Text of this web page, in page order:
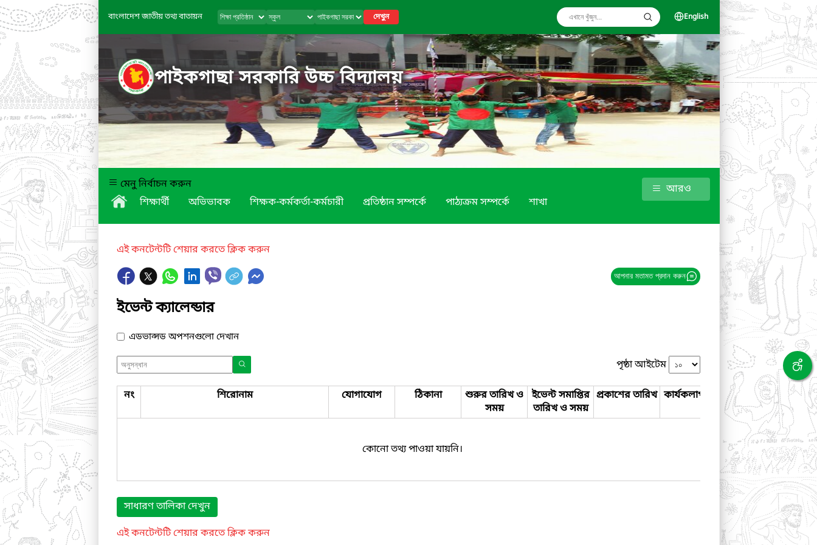
বাংলাদেশ জাতীয় তথ্য বাতায়ন দেখুন English
পাইকগাছা সরকারি উচ্চ বিদ্যালয়
মেনু নির্বাচন করুন
শিক্ষার্থী
অভিভাবক শিক্ষক-কর্মকর্তা-কর্মচারী প্রতিষ্ঠান সম্পর্কে পাঠ্যক্রম সম্পর্কে শাখা
আরও
এই কনটেন্টটি শেয়ার করতে ক্লিক করুন
আপনার মতামত প্রদান করুন
ইভেন্ট ক্যালেন্ডার
এডভান্সড অপশনগুলো দেখান
পৃষ্ঠা আইটেম
নং শিরোনাম যোগাযোগ ঠিকানা
শুরুর তারিখ ও
সময়
ইভেন্ট সমাপ্তির
তারিখ ও সময়
প্রকাশের তারিখ কার্যকলাপ
কোনো তথ্য পাওয়া যায়নি।
সাধারণ তালিকা দেখুন
এই কনটেন্টটি শেয়ার করতে ক্লিক করুন